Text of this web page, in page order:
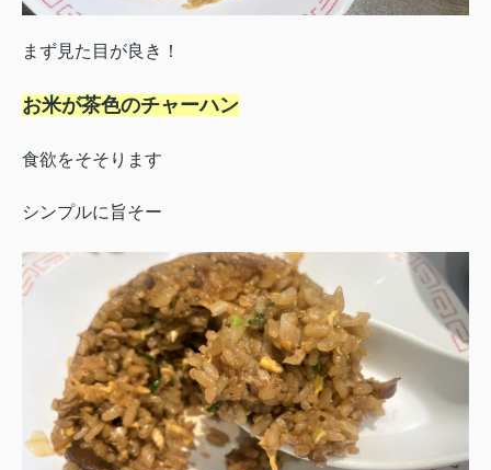
まず見た目が良き！
お米が茶色のチャーハン
食欲をそそります
シンプルに旨そー